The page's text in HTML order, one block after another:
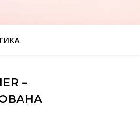
–